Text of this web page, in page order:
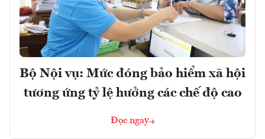
Bộ Nội vụ: Mức đóng bảo hiểm xã hội
tương ứng tỷ lệ hưởng các chế độ cao
Đọc ngay